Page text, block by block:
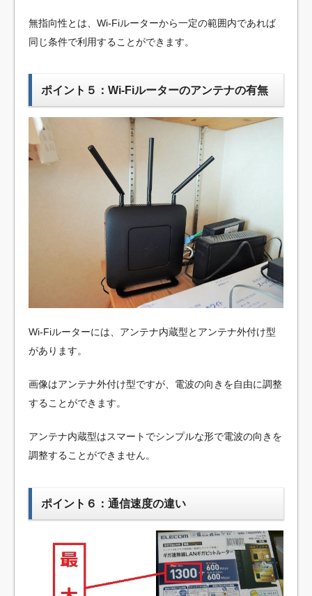
無指向性とは、Wi-Fiルーターから一定の範囲内であれば
同じ条件で利用することができます。
ポイント５：Wi-Fiルーターのアンテナの有無
Wi-Fiルーターには、アンテナ内蔵型とアンテナ外付け型
があります。
画像はアンテナ外付け型ですが、電波の向きを自由に調整
することができます。
アンテナ内蔵型はスマートでシンプルな形で電波の向きを
調整することができません。
ポイント６：通信速度の違い